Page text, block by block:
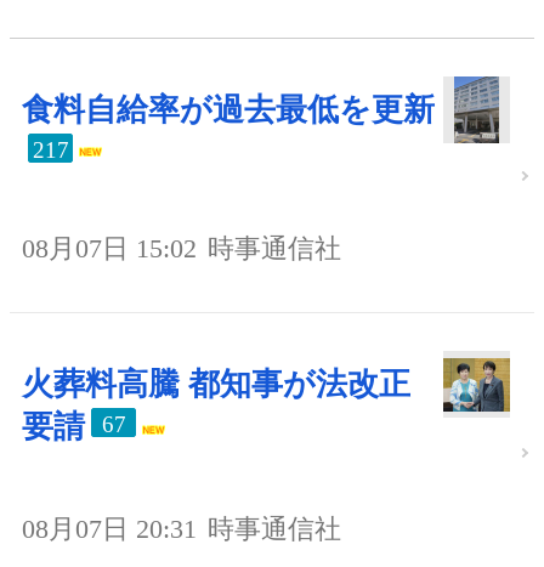
食料自給率が過去最低を更新
217
08月07日 15:02 時事通信社
火葬料高騰 都知事が法改正
要請
67
08月07日 20:31 時事通信社